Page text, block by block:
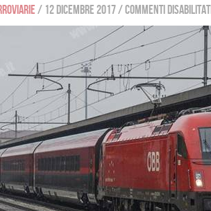
/ 12 dicembre 2017/Commenti